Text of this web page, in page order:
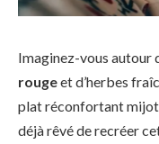
Imaginez-vous autour
rougeet d’herbes
plat réconfortant
déjà rêvé de recréer